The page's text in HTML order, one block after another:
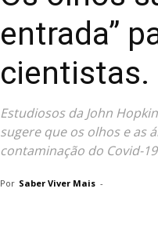
entrada”
cientistas.
Estudiosos da John
sugere que os olhos e as
contaminação do Covid-
Por Saber Viver Mais -